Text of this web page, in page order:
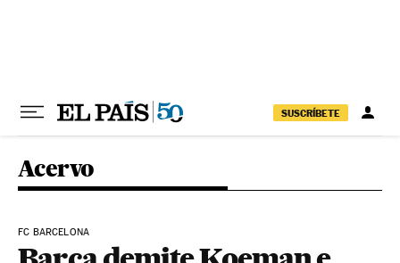
SUSCRÍBETE
Acervo
FC BARCELONA